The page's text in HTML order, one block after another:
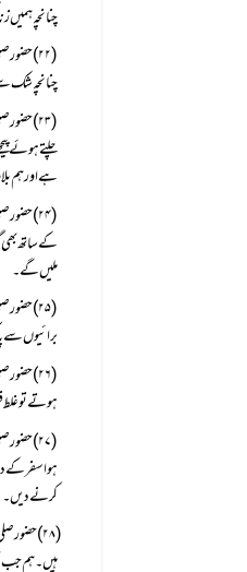
چنانچہ ہمیں
چنانچہ شک
ہے اور ہم
ملیں گے۔
برائیوں
ہوتے تو غلط
کرنے دیں۔